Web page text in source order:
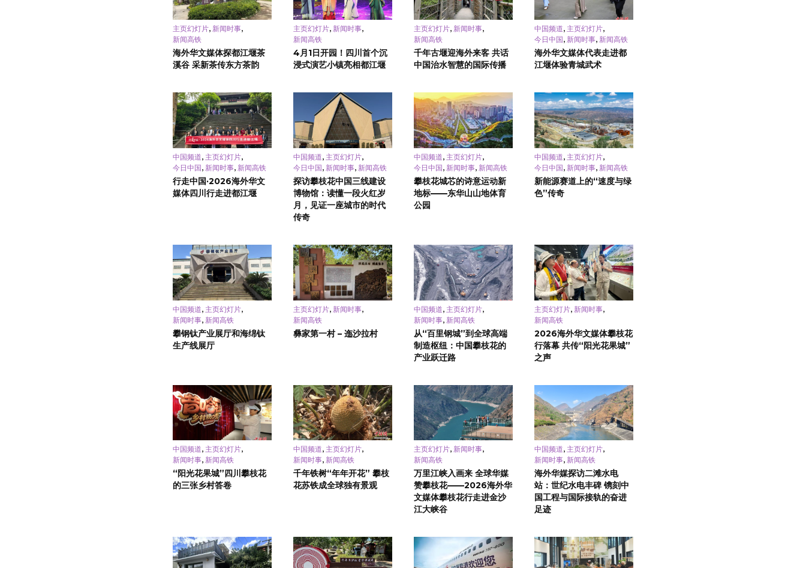
主页幻灯片, 新闻时事,
新闻高铁
海外华文媒体探都江堰茶
溪谷 采新茶传东方茶韵
主页幻灯片, 新闻时事,
新闻高铁
4月1日开园！四川首个沉
浸式演艺小镇亮相都江堰
主页幻灯片, 新闻时事,
新闻高铁
千年古堰迎海外来客 共话
中国治水智慧的国际传播
中国频道, 主页幻灯片,
今日中国, 新闻时事, 新闻高铁
海外华文媒体代表走进都
江堰体验青城武术
中国频道, 主页幻灯片,
今日中国, 新闻时事, 新闻高铁
行走中国·2026海外华文
媒体四川行走进都江堰
中国频道, 主页幻灯片,
今日中国, 新闻时事, 新闻高铁
探访攀枝花中国三线建设
博物馆：读懂一段火红岁
月，见证一座城市的时代
传奇
中国频道, 主页幻灯片,
今日中国, 新闻时事, 新闻高铁
攀枝花城芯的诗意运动新
地标——东华山山地体育
公园
中国频道, 主页幻灯片,
今日中国, 新闻时事, 新闻高铁
新能源赛道上的“速度与绿
色”传奇
中国频道 主页幻灯片
新闻时事 新闻高铁
攀钢钛产业展厅和海绵钛
生产线展厅
主页幻灯片 新闻时事
新闻高铁
彝家第一村 – 迤沙拉村
中国频道 主页幻灯片
新闻时事 新闻高铁
从“百里钢城”到全球高端
制造枢纽：中国攀枝花的
产业跃迁路
主页幻灯片 新闻时事
新闻高铁
2026海外华文媒体攀枝花
行落幕 共传“阳光花果城”
之声
中国频道, 主页幻灯片,
新闻时事, 新闻高铁
“阳光花果城”四川攀枝花
的三张乡村答卷
中国频道, 主页幻灯片,
新闻时事, 新闻高铁
千年铁树“年年开花” 攀枝
花苏铁成全球独有景观
主页幻灯片, 新闻时事,
新闻高铁
万里江峡入画来 全球华媒
赞攀枝花——2026海外华
文媒体攀枝花行走进金沙
江大峡谷
中国频道, 主页幻灯片,
新闻时事, 新闻高铁
海外华媒探访二滩水电
站：世纪水电丰碑 镌刻中
国工程与国际接轨的奋进
足迹